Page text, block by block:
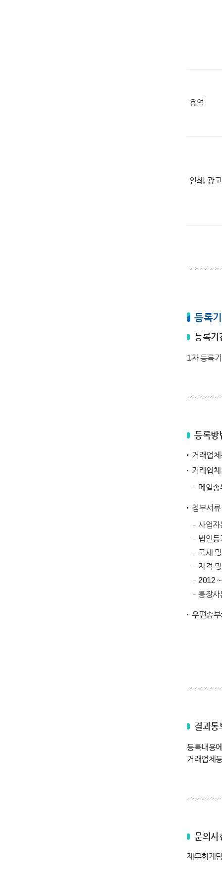
용역
인쇄, 광고
등록
등록기
1차 등록
등록방
거래업
거래업
메일
첨부서
사업자
법인등
국세
자격
2012
통장사
우편송
결과통
등록내용
거래업체
문의사
재무회계